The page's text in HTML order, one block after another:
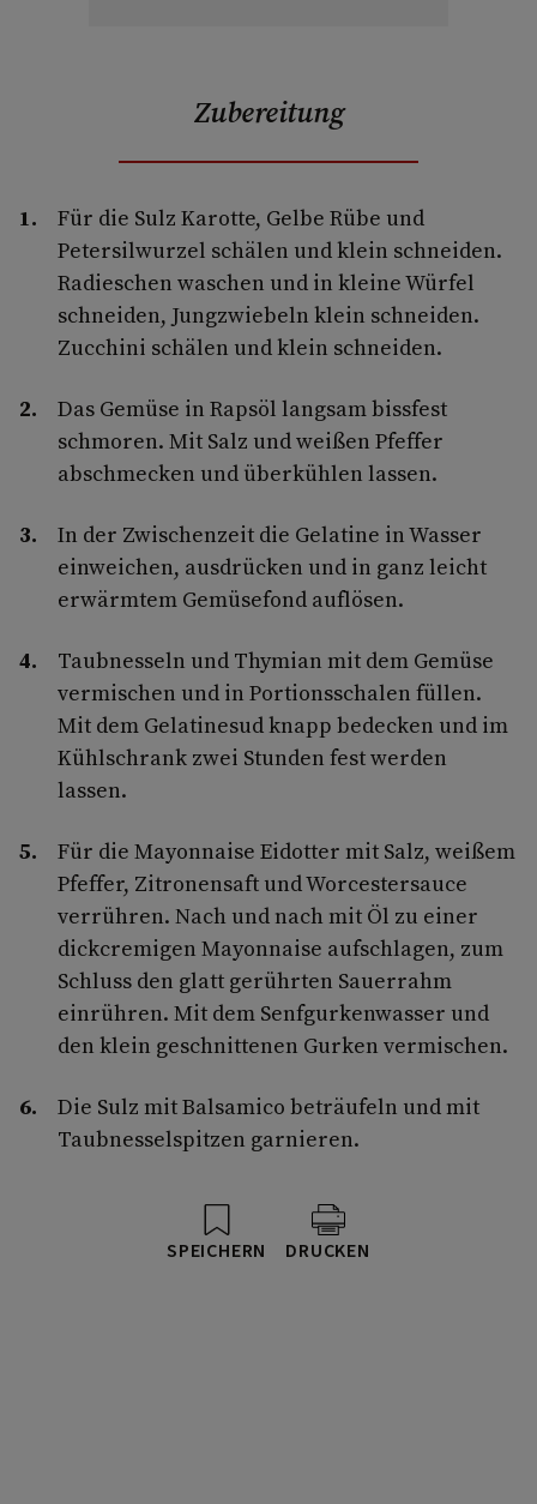
Zubereitung
Für die Sulz Karotte, Gelbe Rübe und
Petersilwurzel schälen und klein schneiden.
Radieschen waschen und in kleine Würfel
schneiden, Jungzwiebeln klein schneiden.
Zucchini schälen und klein schneiden.
Das Gemüse in Rapsöl langsam bissfest
schmoren. Mit Salz und weißen Pfeffer
abschmecken und überkühlen lassen.
In der Zwischenzeit die Gelatine in Wasser
einweichen, ausdrücken und in ganz leicht
erwärmtem Gemüsefond auflösen.
Taubnesseln und Thymian mit dem Gemüse
vermischen und in Portionsschalen füllen.
Mit dem Gelatinesud knapp bedecken und im
Kühlschrank zwei Stunden fest werden
lassen.
Für die Mayonnaise Eidotter mit Salz, weißem
Pfeffer, Zitronensaft und Worcestersauce
verrühren. Nach und nach mit Öl zu einer
dickcremigen Mayonnaise aufschlagen, zum
Schluss den glatt gerührten Sauerrahm
einrühren. Mit dem Senfgurkenwasser und
den klein geschnittenen Gurken vermischen.
Die Sulz mit Balsamico beträufeln und mit
Taubnesselspitzen garnieren.
SPEICHERN DRUCKEN